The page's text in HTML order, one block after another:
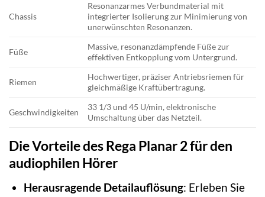
Chassis
Resonanzarmes Verbundmaterial mit
integrierter Isolierung zur Minimierung von
unerwünschten Resonanzen.
Füße
Massive, resonanzdämpfende Füße zur
effektiven Entkopplung vom Untergrund.
Riemen
Hochwertiger, präziser Antriebsriemen für
gleichmäßige Kraftübertragung.
Geschwindigkeiten
33 1/3 und 45 U/min, elektronische
Umschaltung über das Netzteil.
Die Vorteile des Rega Planar 2 für den
audiophilen Hörer
Herausragende Detailauflösung: Erleben Sie